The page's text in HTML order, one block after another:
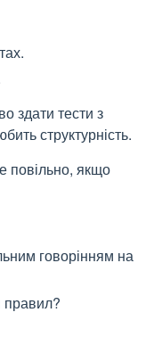
здати тести з
структурність.
повільно, якщо
говорінням на
правил?